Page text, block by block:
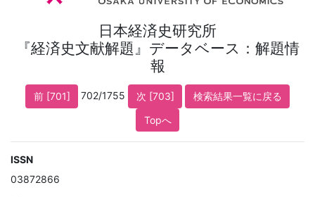
日本経済史研究所
『経済史文献解題』データベース：解題情
報
前 [701] 702/1755 次 [703]
検索結果一覧に戻る
Topへ
ISSN
03872866